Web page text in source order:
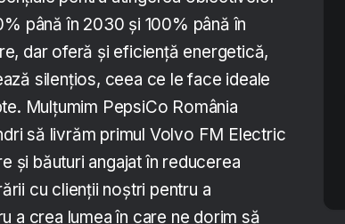
până în 2030 și 100% până în
dar oferă și eficiență energetică,
silențios, ceea ce le face ideale
Mulțumim PepsiCo România
să livrăm primul Volvo FM Electric
și băuturi angajat în reducerea
cu clienții noștri pentru a
a crea lumea în care ne dorim să